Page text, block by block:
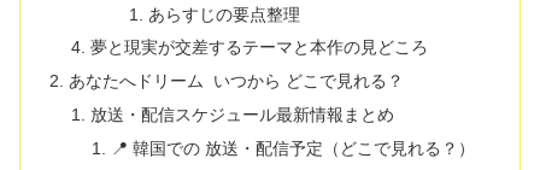
あらすじの要点整理
夢と現実が交差するテーマと本作の見どころ
あなたへドリーム いつから どこで見れる？
放送・配信スケジュール最新情報まとめ
📍 韓国での 放送・配信予定（どこで見れる？）